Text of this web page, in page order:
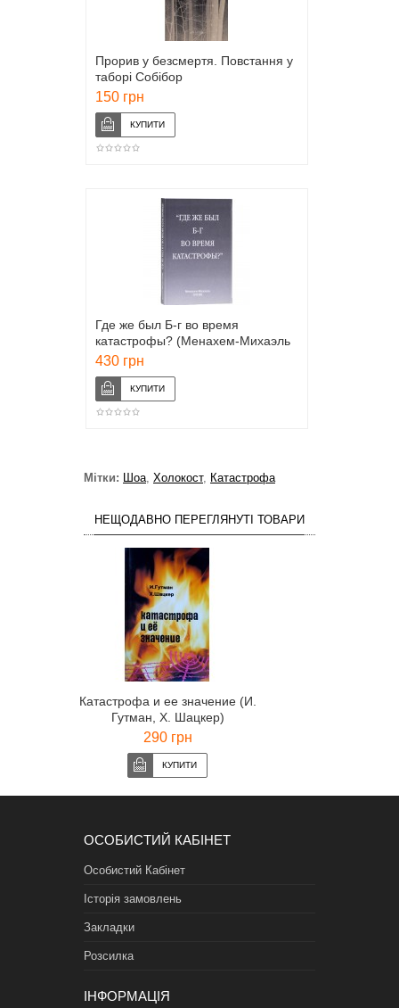
Прорив у безсмертя. Повстання у
таборі Собібор
150 грн
Где же был Б-г во время
катастрофы? (Менахем-Михаэль
Гитик)
430 грн
Мітки: Шоа, Холокост, Катастрофа
НЕЩОДАВНО ПЕРЕГЛЯНУТІ ТОВАРИ
Катастрофа и ее значение (И.
Гутман, Х. Шацкер)
290 грн
ОСОБИСТИЙ КАБІНЕТ
Особистий Кабінет
Історія замовлень
Закладки
Розсилка
ІНФОРМАЦІЯ